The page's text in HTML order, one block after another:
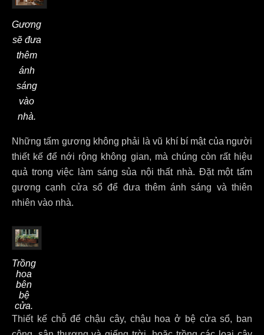
Gương
sẽ đưa
thêm
ánh
sáng
vào
nhà.
Những tấm gương không phải là vũ khí bí mật của người
thiết kế để nới rộng không gian, mà chúng còn rất hiệu
quả trong việc làm sáng sủa nội thất nhà. Đặt một tấm
gương cạnh cửa sổ để đưa thêm ánh sáng và thiên
nhiên vào nhà.
Trồng
hoa
bên
bệ
cửa.
Thiết kế chỗ để chậu cây, chậu hoa ở bệ cửa sổ, ban